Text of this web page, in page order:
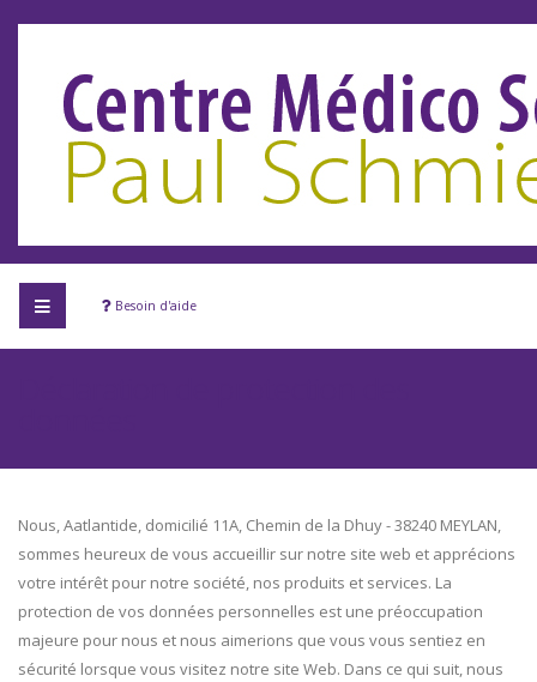
Besoin d'aide
Nous, Aatlantide, domicilié 11A, Chemin de la Dhuy - 38240 MEYLAN,
sommes heureux de vous accueillir sur notre site web et apprécions
votre intérêt pour notre société, nos produits et services. La
protection de vos données personnelles est une préoccupation
majeure pour nous et nous aimerions que vous vous sentiez en
sécurité lorsque vous visitez notre site Web. Dans ce qui suit, nous